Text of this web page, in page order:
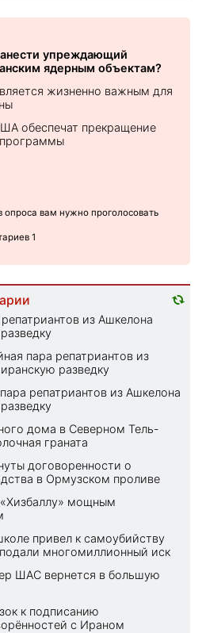
упреждающий
ядерным объектам?
жизненно важным для
обеспечат прекращение
опроса вам нужно проголосовать
1
из Ашкелона
пара репатриантов из
разведку
репатриантов из Ашкелона
дома в Северном Тель-
граната
договоренности о
в Ормузском проливе
мощным
привел к самоубийству
многомиллионный иск
ШАС вернется в большую
к подписанию
с Ираном